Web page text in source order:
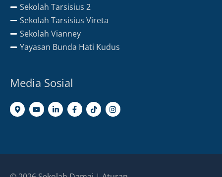
Sekolah Tarsisius 2
Sekolah Tarsisius Vireta
Sekolah Vianney
Yayasan Bunda Hati Kudus
Media Sosial